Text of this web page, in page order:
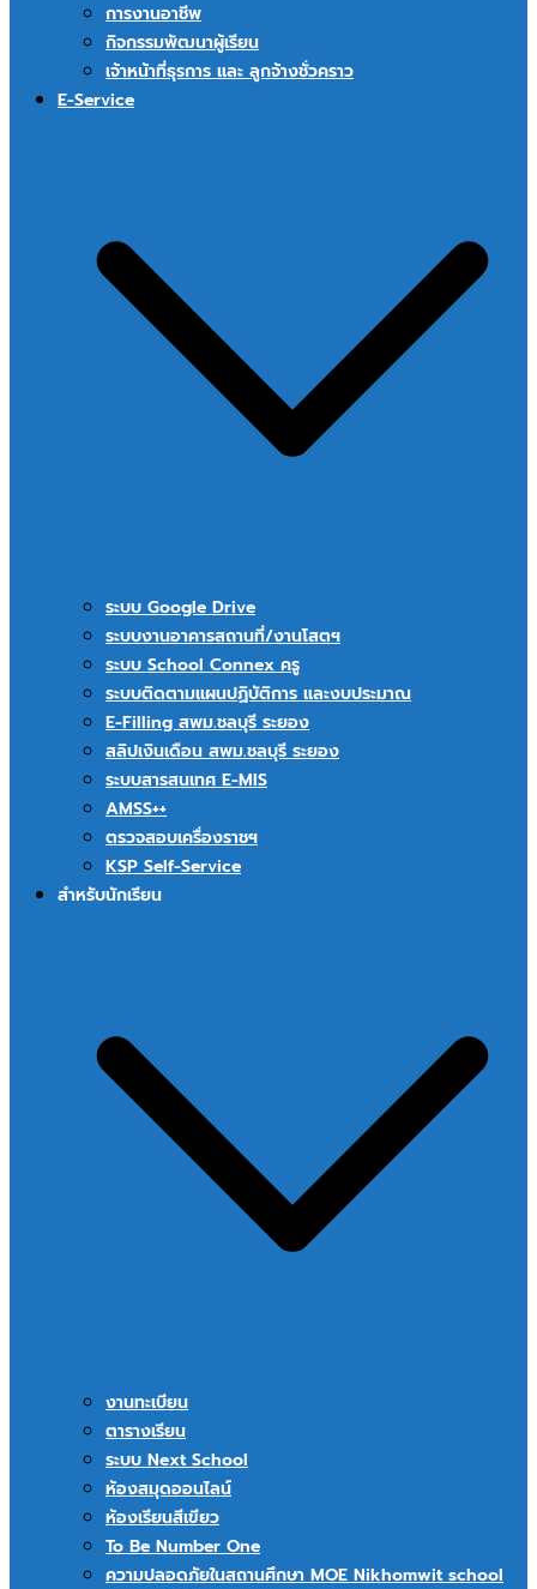
การงานอาชีพ
กิจกรรมพัฒนาผู้เรียน
เจ้าหน้าที่ธุรการ และ ลูกจ้างชั่วคราว
E-Service
ระบบ Google Drive
ระบบงานอาคารสถานที่/งานโสตฯ
ระบบ School Connex ครู
ระบบติดตามแผนปฏิบัติการ และงบประมาณ
E-Filling สพม.ชลบุรี ระยอง
สลิปเงินเดือน สพม.ชลบุรี ระยอง
ระบบสารสนเทศ E-MIS
AMSS++
ตรวจสอบเครื่องราชฯ
KSP Self-Service
สำหรับนักเรียน
งานทะเบียน
ตารางเรียน
ระบบ Next School
ห้องสมุดออนไลน์
ห้องเรียนสีเขียว
To Be Number One
ความปลอดภัยในสถานศึกษา MOE Nikhomwit school